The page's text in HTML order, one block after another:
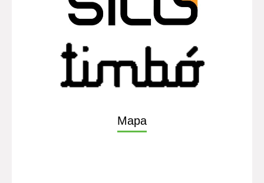
Mapa